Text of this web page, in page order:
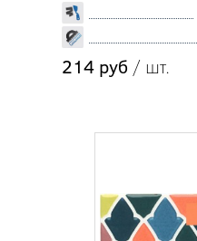
214 руб / шт.